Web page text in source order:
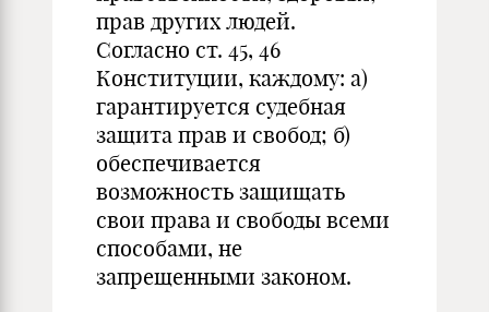
прав других людей.
Согласно ст. 45, 46
Конституции, каждому: а)
гарантируется судебная
защита прав и свобод; б)
обеспечивается
возможность защищать
свои права и свободы всеми
способами, не
запрещенными законом.